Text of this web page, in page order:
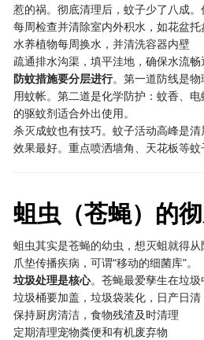
惹的祸。彻底清理后，蚊子少了八成。
每周检查并清除室内外积水，如花盆
水养植物每周换水，并清洗容器内壁
疏通排水沟渠，填平洼地，确保水流畅
防蚊措施要分层进行。第一道防线是
用蚊帐。第二道是化学防护：蚊香、
的驱蚊剂适合外出使用。
杀灭成蚊也有技巧。蚊子活动高峰是
效果最好。重点喷洒墙角、天花板等蚊
蛆虫（苍蝇）的
蛆虫其实是苍蝇的幼虫，想灭蛆就得从
爪垫传播疾病，可谓“移动的细菌库”。
垃圾处理是核心。苍蝇最爱孳生在垃圾
垃圾桶要加盖，垃圾袋装化，日产日清
保持厨房清洁，食物残渣及时清理
定期清理宠物粪便和有机废弃物